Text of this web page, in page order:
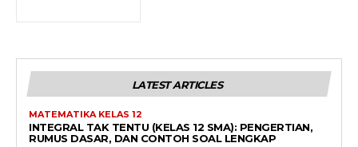
LATEST ARTICLES
MATEMATIKA KELAS 12
INTEGRAL TAK TENTU (KELAS 12 SMA): PENGERTIAN,
RUMUS DASAR, DAN CONTOH SOAL LENGKAP